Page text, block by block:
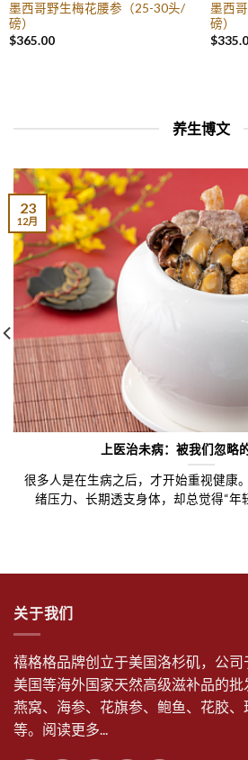
墨西哥野生梅花腰参（25-30头/
磅）
$365.00
墨西
磅）
$
养生博文
上医治未病：被我们忽略
很多人是在生病之后，才开始重视健康
绪压力、长期透支身体，却总觉得“年
23
12月
关于我们
禧格格品牌创立于美国洛杉矶，公
美国等海外国家天然高级滋补品的
燕窝、海参、花旗参、鲍鱼、花胶
等。 阅读更多...